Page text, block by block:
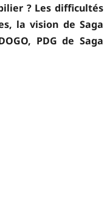
? Les difficultés
la vision de Saga
PDG de Saga